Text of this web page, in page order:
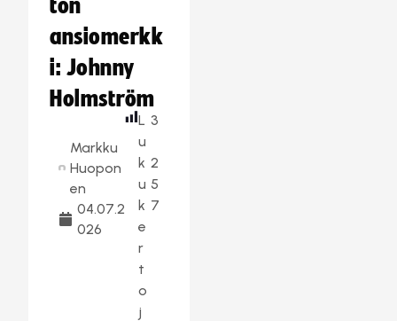
ton
ansiomerkk
i: Johnny
Holmström
Markku
Huopon
en
04.07.2
026
L
u
k
u
k
e
r
t
o
j
3
2
5
7